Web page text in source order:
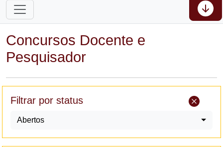
Concursos Docente e
Pesquisador
Filtrar por status
Abertos